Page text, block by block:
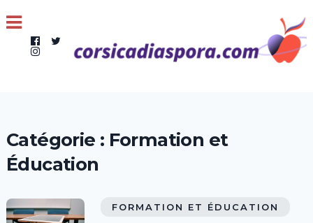
Catégorie : Formation et
Éducation
FORMATION ET ÉDUCATION